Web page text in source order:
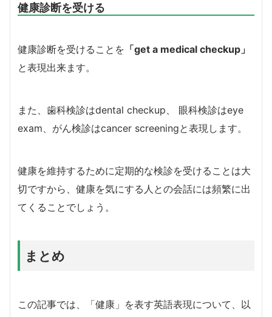
健康診断を受ける
健康診断を受けることを 「get a medical checkup」
と表現出来ます。
また、歯科検診はdental checkup、 眼科検診はeye
exam、がん検診はcancer screeningと表現します。
健康を維持するために定期的な検診を受けることは大
切ですから、健康を気にする人との会話には頻繁に出
てくることでしょう。
まとめ
この記事では、「健康」を表す英語表現について、以